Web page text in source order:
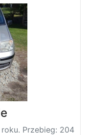
Przebieg: 204